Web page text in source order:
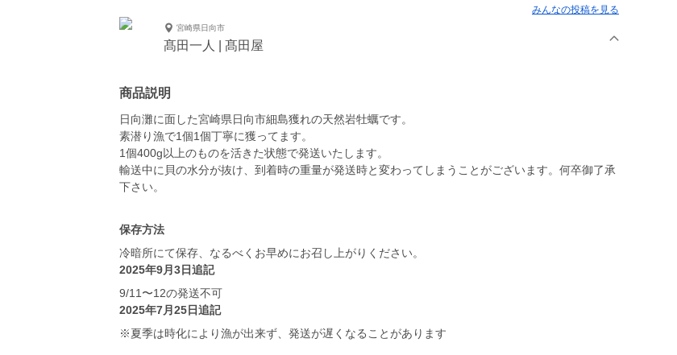
みんなの投稿を見る
宮崎県日向市
髙田一人 | 髙田屋
商品説明
日向灘に面した宮崎県日向市細島獲れの天然岩牡蠣です。
素潜り漁で1個1個丁寧に獲ってます。
1個400g以上のものを活きた状態で発送いたします。
輸送中に貝の水分が抜け、到着時の重量が発送時と変わってしまうことがございます。何卒御了承
下さい。
保存方法
冷暗所にて保存、なるべくお早めにお召し上がりください。
2025年9月3日追記
9/11〜12の発送不可
2025年7月25日追記
※夏季は時化により漁が出来ず、発送が遅くなることがあります